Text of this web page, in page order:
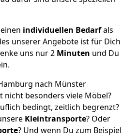
individuellen Bedarfals
unserer Angebote ist für Dich
uns nur 2 Minuten und Du
nach Münster
nicht besonders viele Möbel?
bedingt, zeitlich begrenzt?
Kleintransporte? Oder
? Und wenn Du zum Beispiel